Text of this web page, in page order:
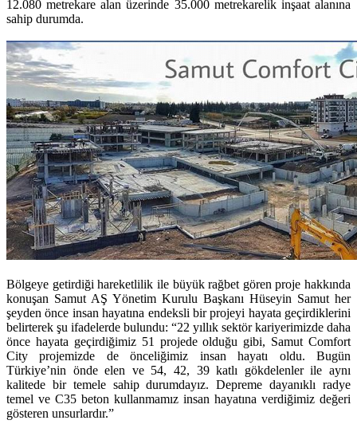
12.080 metrekare alan üzerinde 35.000 metrekarelik inşaat alanına
sahip durumda.
Bölgeye getirdiği hareketlilik ile büyük rağbet gören proje hakkında
konuşan Samut AŞ Yönetim Kurulu Başkanı Hüseyin Samut her
şeyden önce insan hayatına endeksli bir projeyi hayata geçirdiklerini
belirterek şu ifadelerde bulundu: “22 yıllık sektör kariyerimizde daha
önce hayata geçirdiğimiz 51 projede olduğu gibi, Samut Comfort
City projemizde de önceliğimiz insan hayatı oldu. Bugün
Türkiye’nin önde elen ve 54, 42, 39 katlı gökdelenler ile aynı
kalitede bir temele sahip durumdayız. Depreme dayanıklı radye
temel ve C35 beton kullanmamız insan hayatına verdiğimiz değeri
gösteren unsurlardır.”